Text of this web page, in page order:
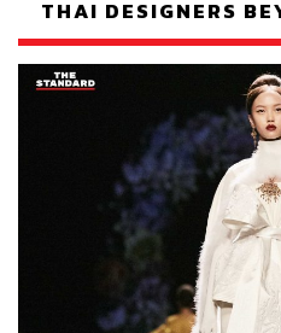
THAI DESIGNERS